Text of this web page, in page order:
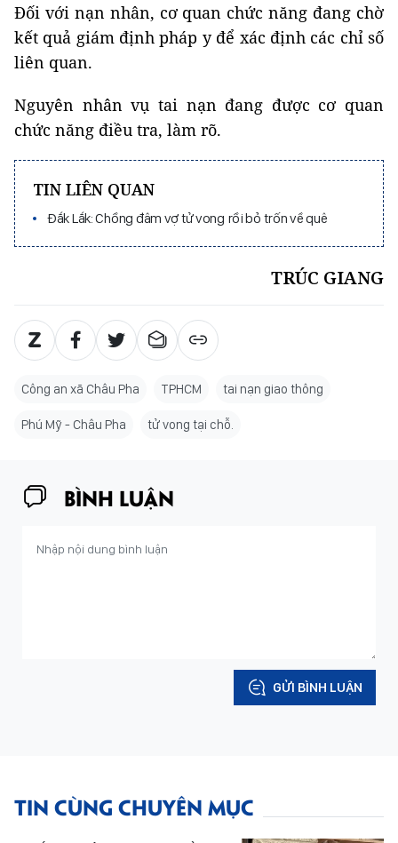
Đối với nạn nhân, cơ quan chức năng đang chờ
kết quả giám định pháp y để xác định các chỉ số
liên quan.
Nguyên nhân vụ tai nạn đang được cơ quan
chức năng điều tra, làm rõ.
TIN LIÊN QUAN
Đắk Lắk: Chồng đâm vợ tử vong rồi bỏ trốn về quê
TRÚC GIANG
Công an xã Châu Pha TPHCM tai nạn giao thông
Phú Mỹ - Châu Pha tử vong tại chỗ.
BÌNH LUẬN
GỬI BÌNH LUẬN
TIN CÙNG CHUYÊN MỤC